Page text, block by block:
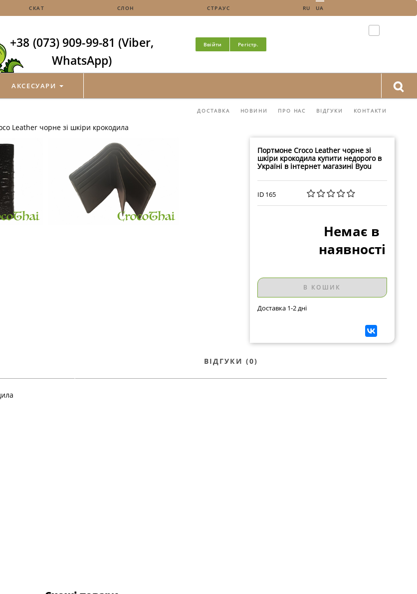
СКАТ СЛОН СТРАУС RU UA
+38 (073) 909-99-81 (Viber,
WhatsApp)
Ввійти Регістр.
АКСЕСУАРИ
ДОСТАВКА НОВИНИ ПРО НАС ВІДГУКИ КОНТАКТИ
Leather чорне зі шкіри крокодила
Портмоне Croco Leather чорне зі
шкіри крокодила купити недорого в
Україні в інтернет магазині Byou
ID 165
Немає в
наявності
В КОШИК
Доставка 1-2 дні
ВІДГУКИ (0)